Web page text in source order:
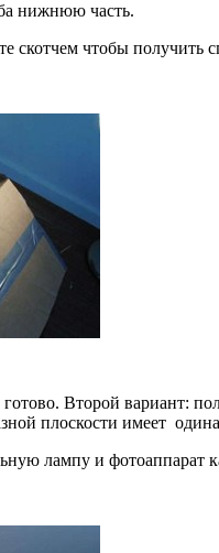
нижнюю часть.
скотчем чтобы получить
Второй вариант:
плоскости имеет
лампу и фотоаппарат